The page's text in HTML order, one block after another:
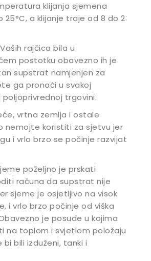
klijanja sjemena
25°C, a klijanje traje od 8 do 23
rajčica bila u
postotku obavezno ih je
supstrat namjenjen za
ga pronaći u svakoj
trgovini.
vrtna zemlja i ostale
nemojte koristiti za sjetvu jer
i vrlo brzo se počinje razvijati
poželjno je prskati
računa da supstrat nije
sjeme je osjetljivo na visok
i vrlo brzo počinje od viška
je posude u kojima
na toplom i svjetlom položaju
bi bili izduženi, tanki i